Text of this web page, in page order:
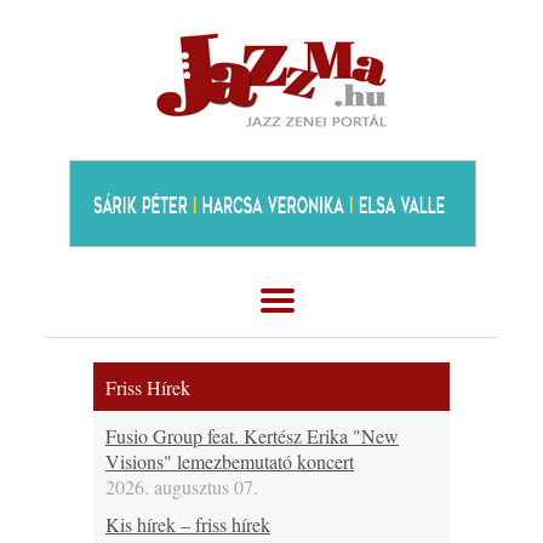
Friss Hírek
Fusio Group feat. Kertész Erika "New
Visions" lemezbemutató koncert
2026. augusztus 07.
Kis hírek – friss hírek